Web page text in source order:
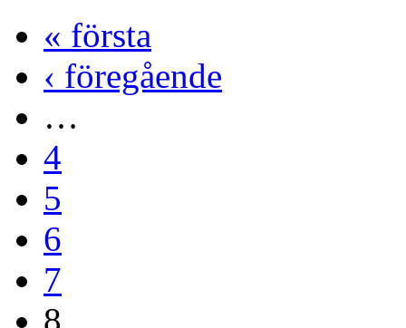
« första
‹ föregående
…
4
5
6
7
8